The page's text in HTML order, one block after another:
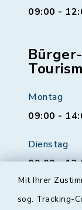
Mit Ihrer
sog. Tracking-
09:00 -
Montag
09:00 -
Dienstag
09:00 -